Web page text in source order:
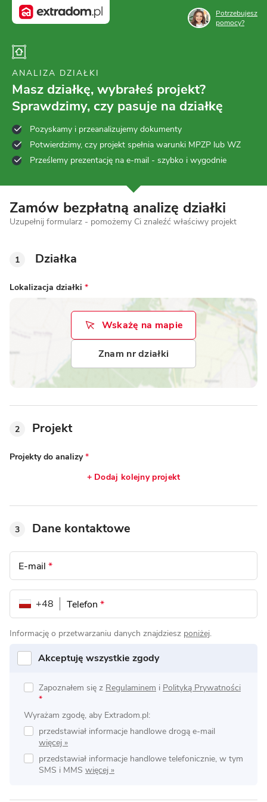
ANALIZA DZIAŁKI
Masz działkę, wybrałeś projekt?
Sprawdzimy, czy pasuje na działkę
Pozyskamy i przeanalizujemy dokumenty
Potwierdzimy, czy projekt spełnia warunki MPZP lub WZ
Prześlemy prezentację na e-mail - szybko i wygodnie
Potrzebujesz
pomocy?
Zamów bezpłatną analizę działki
Uzupełnij formularz - pomożemy Ci znaleźć właściwy projekt
1 Działka
Lokalizacja działki *
Wskażę na mapie
Znam nr działki
2 Projekt
Projekty do analizy *
+ Dodaj kolejny projekt
3 Dane kontaktowe
E-mail *
Telefon *
+48
Informację o przetwarzaniu danych znajdziesz poniżej.
Akceptuję wszystkie zgody
Zapoznałem się z Regulaminem i Polityką Prywatności
*
Wyrażam zgodę, aby Extradom.pl:
przedstawiał informacje handlowe drogą e-mail
przedstawiał informacje handlowe telefonicznie, w tym
SMS i MMS